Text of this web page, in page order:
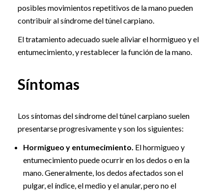
posibles movimientos repetitivos de la mano pueden
contribuir al síndrome del túnel carpiano.
El tratamiento adecuado suele aliviar el hormigueo y el
entumecimiento, y restablecer la función de la mano.
Síntomas
Los síntomas del síndrome del túnel carpiano suelen
presentarse progresivamente y son los siguientes:
Hormigueo y entumecimiento. El hormigueo y
entumecimiento puede ocurrir en los dedos o en la
mano. Generalmente, los dedos afectados son el
pulgar, el índice, el medio y el anular, pero no el